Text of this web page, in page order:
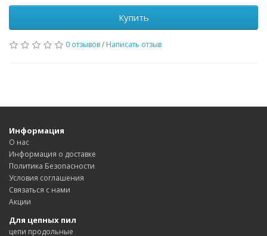
Купить
0 отзывов/ Написать отзыв
Информация
О нас
Информация о доставке
Политика Безопасности
Условия соглашения
Связаться с нами
Акции
Для цепных пил
цепи продольные